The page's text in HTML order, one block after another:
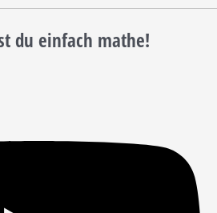
du einfach mathe!